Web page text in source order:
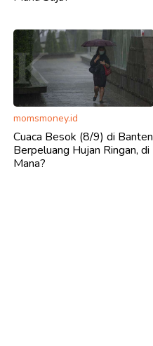
momsmoney.id
Cuaca Besok (8/9) di Banten
Berpeluang Hujan Ringan, di
Mana?